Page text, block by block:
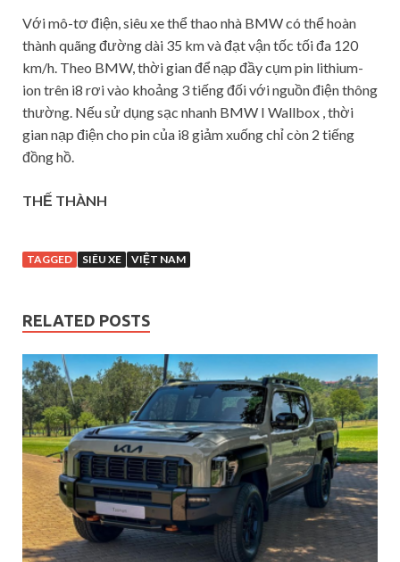
Với mô-tơ điện, siêu xe thể thao nhà BMW có thể hoàn
thành quãng đường dài 35 km và đạt vận tốc tối đa 120
km/h. Theo BMW, thời gian để nạp đầy cụm pin lithium-
ion trên i8 rơi vào khoảng 3 tiếng đối với nguồn điện thông
thường. Nếu sử dụng sạc nhanh BMW I Wallbox , thời
gian nạp điện cho pin của i8 giảm xuống chỉ còn 2 tiếng
đồng hồ.
THẾ THÀNH
TAGGED SIÊU XE VIỆT NAM
RELATED POSTS